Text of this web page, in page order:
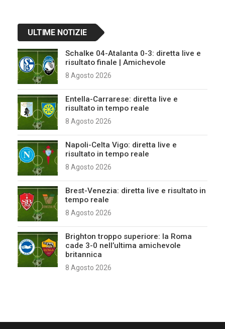
ULTIME NOTIZIE
Schalke 04-Atalanta 0-3: diretta live e
risultato finale | Amichevole
8 Agosto 2026
Entella-Carrarese: diretta live e
risultato in tempo reale
8 Agosto 2026
Napoli-Celta Vigo: diretta live e
risultato in tempo reale
8 Agosto 2026
Brest-Venezia: diretta live e risultato in
tempo reale
8 Agosto 2026
Brighton troppo superiore: la Roma
cade 3-0 nell’ultima amichevole
britannica
8 Agosto 2026